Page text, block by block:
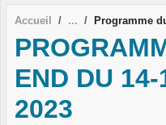
Accueil Programme
END DU
2023